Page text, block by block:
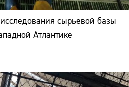
сырьевой базы
Атлантике